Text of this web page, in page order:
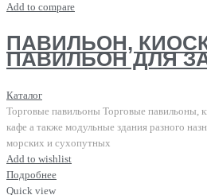
Add to compare
ПАВИЛЬОН,
ПАВИЛЬОН ДЛЯ
Каталог
Торговые павильоны Торговые павильоны,
кафе а также модульные здания разного
морских и сухопутных
Add to wishlist
Подробнее
Quick view